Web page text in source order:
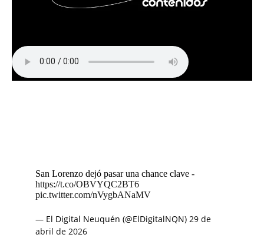
San Lorenzo dejó pasar una chance clave -
https://t.co/OBVYQC2BT6
pic.twitter.com/nVygbANaMV
— El Digital Neuquén (@ElDigitalNQN) 29 de
abril de 2026